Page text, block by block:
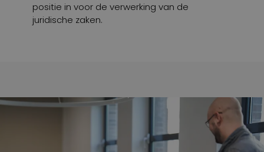
positie in voor de verwerking van de
juridische zaken.